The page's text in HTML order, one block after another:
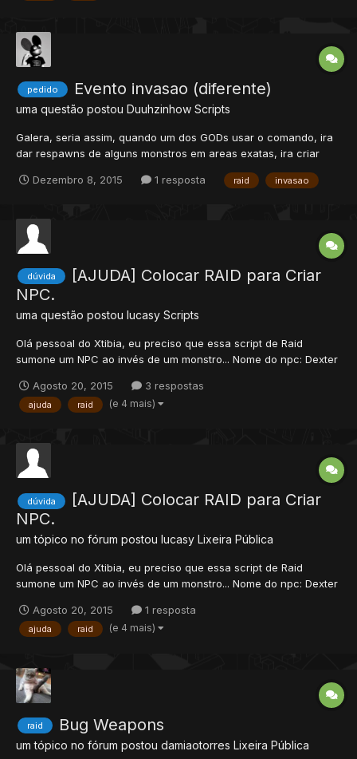
pedido Evento invasao (diferente)
uma questão postou Duuhzinhow Scripts
Galera, seria assim, quando um dos GODs usar o comando, ira
dar respawns de alguns monstros em areas exatas, ira criar
a "x" cordenadas, vlw!
Dezembro 8, 2015 1 resposta raid invasao
dúvida
[AJUDA] Colocar RAID para Criar
NPC.
uma questão postou lucasy Scripts
Olá pessoal do Xtibia, eu preciso que essa script de Raid
sumone um NPC ao invés de um monstro... Nome do npc: Dexter
porém se eu colocar o nome do npc no lugar de "demon" o npc
não é sumonado. Alguém ajuda? versão 8.60, otx server 2....
Agosto 20, 2015 3 respostas
ajuda raid (e 4 mais)
dúvida
[AJUDA] Colocar RAID para Criar
NPC.
um tópico no fórum postou lucasy Lixeira Pública
Olá pessoal do Xtibia, eu preciso que essa script de Raid
sumone um NPC ao invés de um monstro... Nome do npc: Dexter
porém se eu colocar o nome do npc no lugar de "demon" o npc
não é sumonado. Alguém ajuda? versão 8.60, otx server 2....
Agosto 20, 2015 1 resposta
ajuda raid (e 4 mais)
raid Bug Weapons
um tópico no fórum postou damiaotorres Lixeira Pública